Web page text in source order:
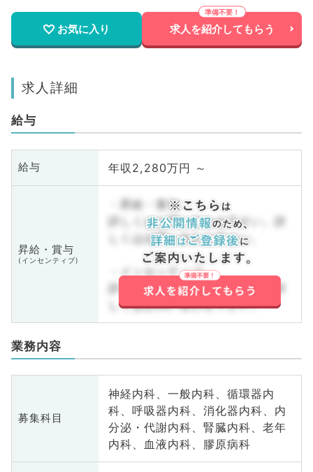
お気に入り 求人を紹介してもらう
求人詳細
給与
給与 年収2,280万円 ～
昇給・賞与
(インセンティブ)
・昇給・賞与
詳しくはお問い合わせ下さい。詳
しくはお問い合わせ下さい。
・インセンティブ
詳しくはお問い合わせ下さい。詳
しくはお問い合わせ下さい。
業務内容
募集科目
神経内科、一般内科、循環器内
科、呼吸器内科、消化器内科、内
分泌・代謝内科、腎臓内科、老年
内科、血液内科、膠原病科